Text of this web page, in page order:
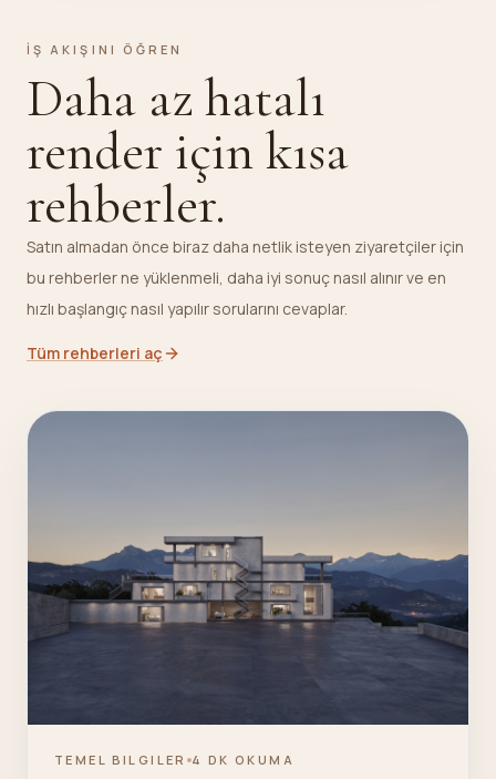
İŞ AKIŞINI ÖĞREN
Daha az hatalı
render için kısa
rehberler.
Satın almadan önce biraz daha netlik isteyen ziyaretçiler için
bu rehberler ne yüklenmeli, daha iyi sonuç nasıl alınır ve en
hızlı başlangıç nasıl yapılır sorularını cevaplar.
Tüm rehberleri aç
TEMEL BILGILER 4 DK OKUMA